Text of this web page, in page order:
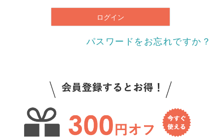
)
ログイン
パスワードをお忘れですか？